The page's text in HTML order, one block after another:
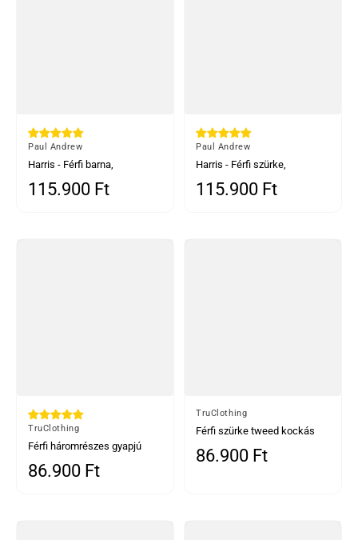
Által
Paul Andrew
Harris - Férfi barna,
háromrészes, halszálkás
kockás tweed öltöny
Normál ár
115.900 Ft
Által
Paul Andrew
Harris - Férfi szürke,
háromrészes, halszálkás
kockás tweed öltöny
Normál ár
115.900 Ft
Által
TruClothing
Férfi háromrészes gyapjú
tweed öltöny világoskék
szürke kockás mintával
Normál ár
86.900 Ft
Által
TruClothing
Férfi szürke tweed kockás
háromrészes öltöny
Normál ár
86.900 Ft